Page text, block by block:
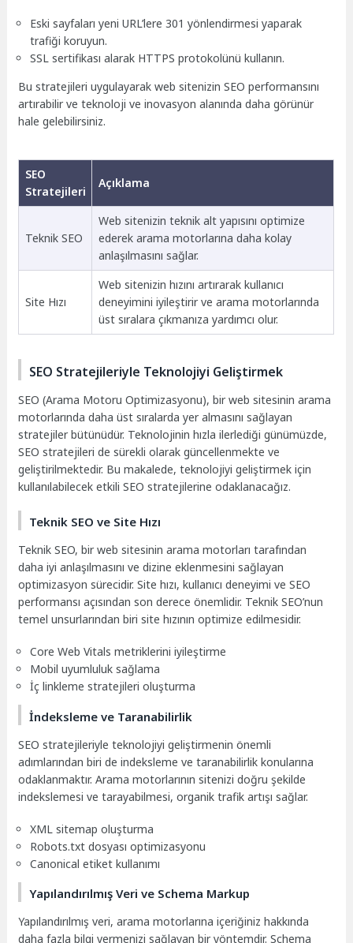
Eski sayfaları yeni URL’lere 301 yönlendirmesi yaparak
trafiği koruyun.
SSL sertifikası alarak HTTPS protokolünü kullanın.
Bu stratejileri uygulayarak web sitenizin SEO performansını
artırabilir ve teknoloji ve inovasyon alanında daha görünür
hale gelebilirsiniz.
SEO
Stratejileri
Açıklama
Teknik SEO
Web sitenizin teknik alt yapısını optimize
ederek arama motorlarına daha kolay
anlaşılmasını sağlar.
Site Hızı
Web sitenizin hızını artırarak kullanıcı
deneyimini iyileştirir ve arama motorlarında
üst sıralara çıkmanıza yardımcı olur.
SEO Stratejileriyle Teknolojiyi Geliştirmek
SEO (Arama Motoru Optimizasyonu), bir web sitesinin arama
motorlarında daha üst sıralarda yer almasını sağlayan
stratejiler bütünüdür. Teknolojinin hızla ilerlediği günümüzde,
SEO stratejileri de sürekli olarak güncellenmekte ve
geliştirilmektedir. Bu makalede, teknolojiyi geliştirmek için
kullanılabilecek etkili SEO stratejilerine odaklanacağız.
Teknik SEO ve Site Hızı
Teknik SEO, bir web sitesinin arama motorları tarafından
daha iyi anlaşılmasını ve dizine eklenmesini sağlayan
optimizasyon sürecidir. Site hızı, kullanıcı deneyimi ve SEO
performansı açısından son derece önemlidir. Teknik SEO’nun
temel unsurlarından biri site hızının optimize edilmesidir.
Core Web Vitals metriklerini iyileştirme
Mobil uyumluluk sağlama
İç linkleme stratejileri oluşturma
İndeksleme ve Taranabilirlik
SEO stratejileriyle teknolojiyi geliştirmenin önemli
adımlarından biri de indeksleme ve taranabilirlik konularına
odaklanmaktır. Arama motorlarının sitenizi doğru şekilde
indekslemesi ve tarayabilmesi, organik trafik artışı sağlar.
XML sitemap oluşturma
Robots.txt dosyası optimizasyonu
Canonical etiket kullanımı
Yapılandırılmış Veri ve Schema Markup
Yapılandırılmış veri, arama motorlarına içeriğiniz hakkında
daha fazla bilgi vermenizi sağlayan bir yöntemdir. Schema